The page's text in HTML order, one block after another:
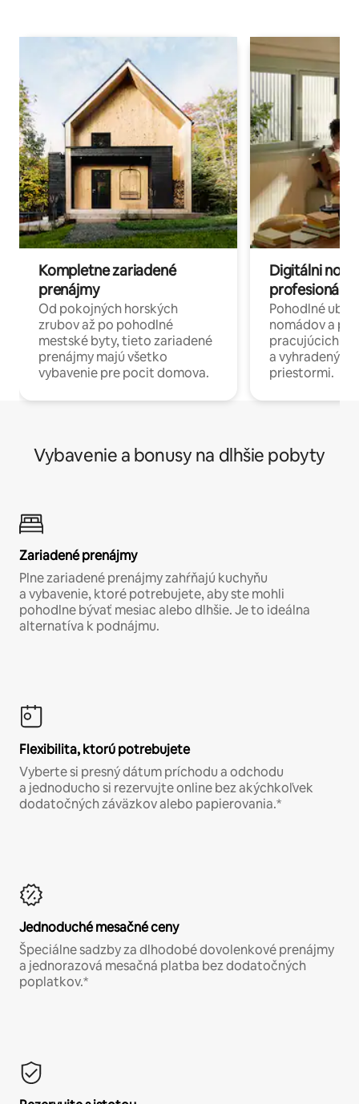
Kompletne zariadené
prenájmy
Od pokojných horských
zrubov až po pohodlné
mestské byty, tieto zariadené
prenájmy majú všetko
vybavenie pre pocit domova.
Digitálni
profesionáli
Pohodlné
nomádov a
pracujúcich
a
priestormi.
Vybavenie a bonusy na dlhšie pobyty
Zariadené prenájmy
Plne zariadené prenájmy zahŕňajú kuchyňu
a vybavenie, ktoré potrebujete, aby ste mohli
pohodlne bývať mesiac alebo dlhšie. Je to ideálna
alternatíva k podnájmu.
Flexibilita, ktorú potrebujete
Vyberte si presný dátum príchodu a odchodu
a jednoducho si rezervujte online bez akýchkoľvek
dodatočných záväzkov alebo papierovania.*
Jednoduché mesačné ceny
Špeciálne sadzby za dlhodobé dovolenkové prenájmy
a jednorazová mesačná platba bez dodatočných
poplatkov.*